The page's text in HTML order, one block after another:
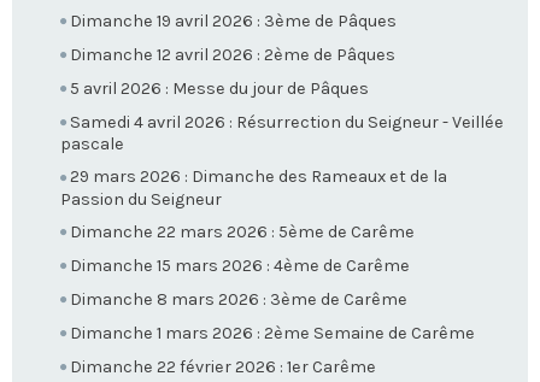
Dimanche 19 avril 2026 : 3ème de Pâques
Dimanche 12 avril 2026 : 2ème de Pâques
5 avril 2026 : Messe du jour de Pâques
Samedi 4 avril 2026 : Résurrection du Seigneur - Veillée
pascale
29 mars 2026 : Dimanche des Rameaux et de la
Passion du Seigneur
Dimanche 22 mars 2026 : 5ème de Carême
Dimanche 15 mars 2026 : 4ème de Carême
Dimanche 8 mars 2026 : 3ème de Carême
Dimanche 1 mars 2026 : 2ème Semaine de Carême
Dimanche 22 février 2026 : 1er Carême